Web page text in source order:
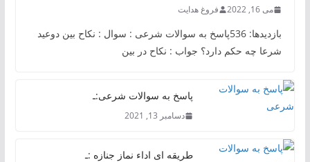
می 16, 2022 فروغ هدایت
بازدیدها: 536پاسخ به سوالات شرعی : سوال : نکاح بین دوعید
شرعا چه حکم دارد؟ جواب : نکاح در بین
پاسخ به سوالات شرعی:ـ
دسامبر 13, 2021
طریقه ای اداء نماز جنازه :ـ